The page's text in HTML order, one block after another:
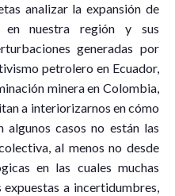
analizar la expansión de
en nuestra región y sus
generadas por
petrolero en Ecuador,
minera en Colombia,
a interiorizarnos en cómo
casos no están las
al menos no desde
en las cuales muchas
a incertidumbres,